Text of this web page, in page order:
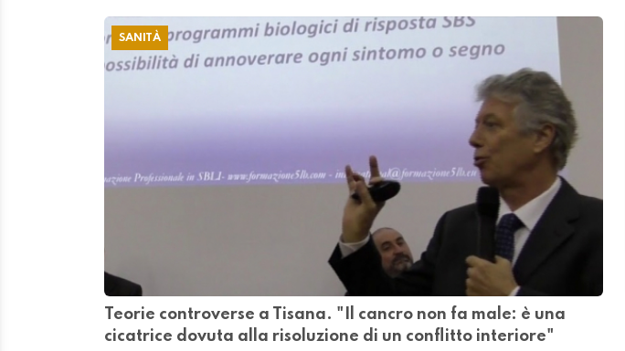
SANITÀ
Teorie controverse a Tisana. "Il cancro non fa male: è una
cicatrice dovuta alla risoluzione di un conflitto interiore"